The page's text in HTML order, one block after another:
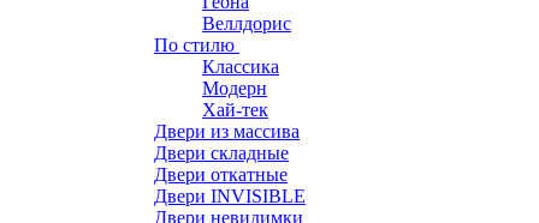
Веллдорис
По стилю
Классика
Модерн
Хай-тек
Двери из массива
Двери складные
Двери откатные
Двери INVISIBLE
Двери невидимки